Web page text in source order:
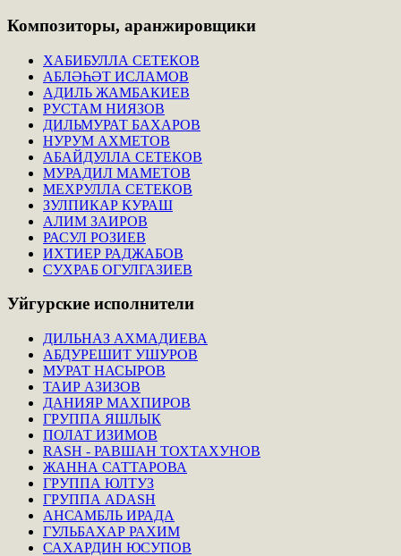
Композиторы, аранжировщики
ХАБИБУЛЛА СЕТЕКОВ
АБЛӘҺӘТ ИСЛАМОВ
АДИЛЬ ЖАМБАКИЕВ
РУСТАМ НИЯЗОВ
ДИЛЬМУРАТ БАХАРОВ
НУРУМ АХМЕТОВ
АБАЙДУЛЛА СЕТЕКОВ
МУРАДИЛ МАМЕТОВ
МЕХРУЛЛА СЕТЕКОВ
ЗУЛПИКАР КУРАШ
АЛИМ ЗАИРОВ
РАСУЛ РОЗИЕВ
ИХТИЕР РАДЖАБОВ
СУХРАБ ОГУЛГАЗИЕВ
Уйгурские исполнители
ДИЛЬНАЗ АХМАДИЕВА
АБДУРЕШИТ УШУРОВ
МУРАТ НАСЫРОВ
ТАИР АЗИЗОВ
ДАНИЯР МАХПИРОВ
ГРУППА ЯШЛЫК
ПОЛАТ ИЗИМОВ
RASH - РАВШАН ТОХТАХУНОВ
ЖАННА САТТАРОВА
ГРУППА ЮЛТУЗ
ГРУППА ADASH
АНСАМБЛЬ ИРАДА
ГУЛЬБАХАР РАХИМ
САХАРДИН ЮСУПОВ